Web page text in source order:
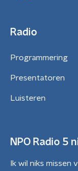
Radio
Programmering
Presentatoren
Luisteren
NPO Radio 5
Ik wil niks missen